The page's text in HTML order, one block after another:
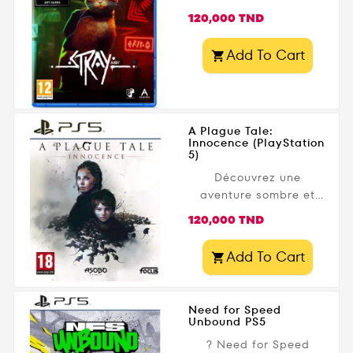
avec...
Prix
120,000 TND
Add To Cart
A Plague Tale:
Innocence (PlayStation
5)
Découvrez une
aventure sombre et
Plague Tale: Innocence
PS5 . Développé par
Asobo Studio et édité
d’action-aventure vous
Prix
120,000 TND
Add To Cart
Need for Speed
Unbound PS5
? Need for Speed